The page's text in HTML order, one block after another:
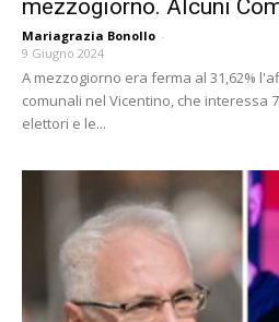
mezzogiorno. Alcuni
Mariagrazia Bonollo -
9 Giugno 2024
A mezzogiorno era ferma al 31,62%
comunali nel Vicentino, che interessa
elettori e le...